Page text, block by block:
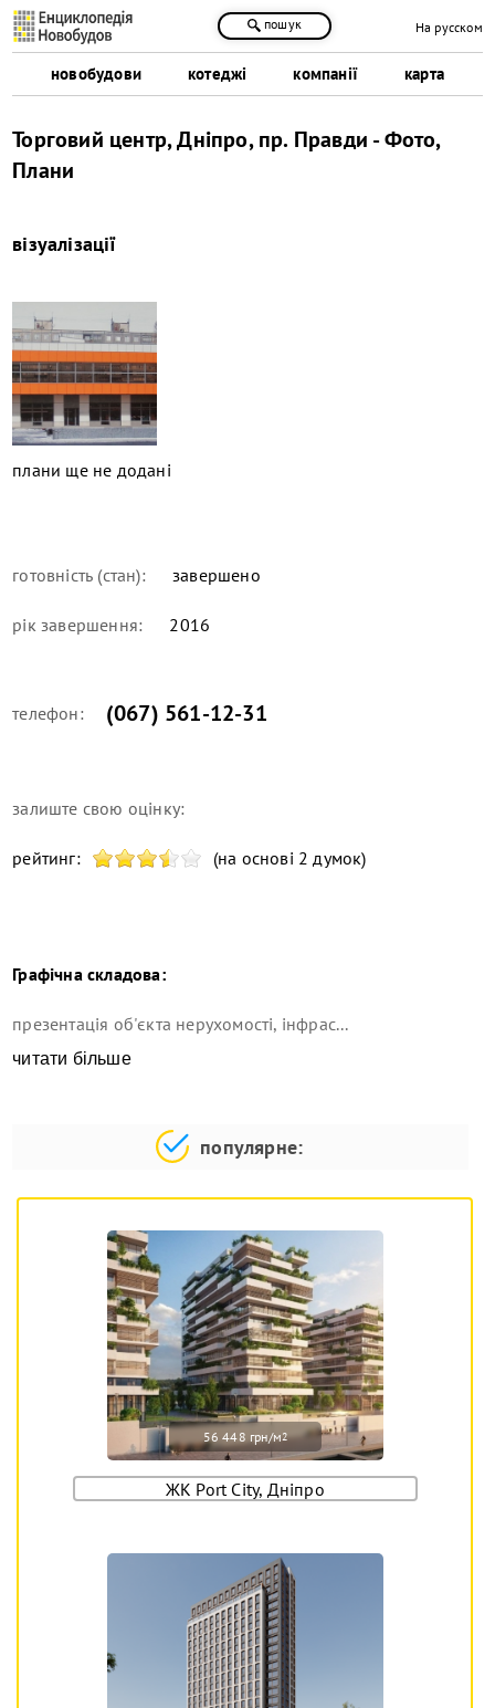
новобудови котеджі компанії карта
пошук На русском
Торговий центр, Дніпро, пр. Правди - Фото,
Плани
візуалізації
плани ще не додані
готовність (стан): завершено
рік завершення: 2016
телефон: (067) 561-12-31
залиште свою оцінку:
рейтинг: (на основі 2 думок)
Графічна складова:
презентація об'єкта нерухомості, інфрас...
читати більше
популярне:
56 448 грн/м2
ЖК Port City, Дніпро